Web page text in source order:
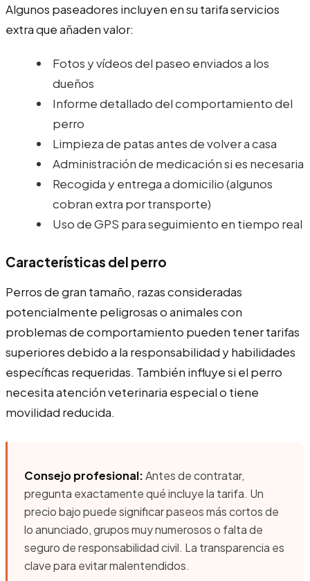
Algunos paseadores incluyen en su tarifa servicios
extra que añaden valor:
Fotos y vídeos del paseo enviados a los
dueños
Informe detallado del comportamiento del
perro
Limpieza de patas antes de volver a casa
Administración de medicación si es necesaria
Recogida y entrega a domicilio (algunos
cobran extra por transporte)
Uso de GPS para seguimiento en tiempo real
Características del perro
Perros de gran tamaño, razas consideradas
potencialmente peligrosas o animales con
problemas de comportamiento pueden tener tarifas
superiores debido a la responsabilidad y habilidades
específicas requeridas. También influye si el perro
necesita atención veterinaria especial o tiene
movilidad reducida.
Consejo profesional:Antes de contratar,
pregunta exactamente qué incluye la tarifa. Un
precio bajo puede significar paseos más cortos de
lo anunciado, grupos muy numerosos o falta de
seguro de responsabilidad civil. La transparencia es
clave para evitar malentendidos.